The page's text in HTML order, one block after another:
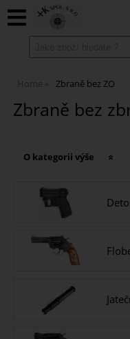
Home Zbraně bez ZO
Zbraně bez
O kategorii výše